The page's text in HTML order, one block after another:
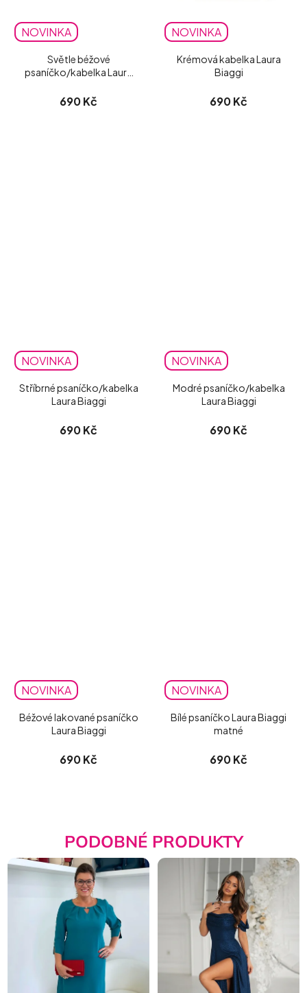
NOVINKA
Světle béžové
psaníčko/kabelka Laura
690 Kč
NOVINKA
Krémová kabelka Laura
Biaggi
690 Kč
NOVINKA
Stříbrné psaníčko/kabelka
Laura Biaggi
690 Kč
NOVINKA
Modré psaníčko/kabelka
Laura Biaggi
690 Kč
NOVINKA
Béžové lakované psaníčko
Laura Biaggi
690 Kč
NOVINKA
Bílé psaníčko Laura Biaggi
matné
690 Kč
PODOBNÉ PRODUKTY